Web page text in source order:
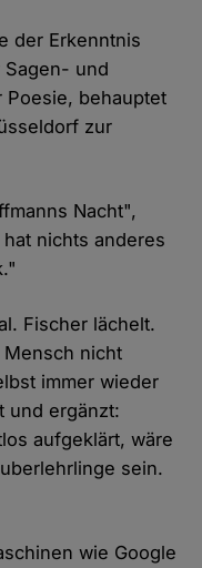
der Erkenntnis
und
Poesie, behauptet
zur
Nacht",
nichts anderes
Fischer lächelt.
nicht
immer wieder
und ergänzt:
aufgeklärt, wäre
sein.
wie Google